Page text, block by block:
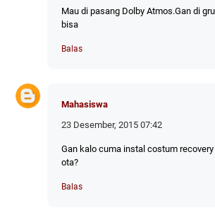
Mau di pasang Dolby Atmos.Gan di
bisa
Balas
Mahasiswa
23 Desember, 2015 07:42
Gan kalo cuma instal costum
ota?
Balas